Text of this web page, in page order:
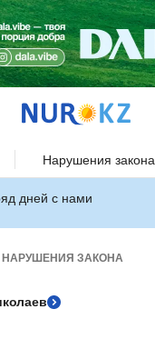
Нарушения закона
дней с нами
НАРУШЕНИЯ ЗАКОНА